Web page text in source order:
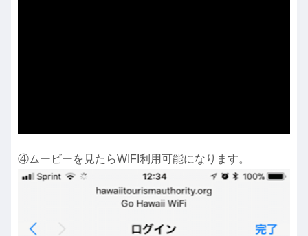
④ムービーを見たらWIFI利用可能になります。